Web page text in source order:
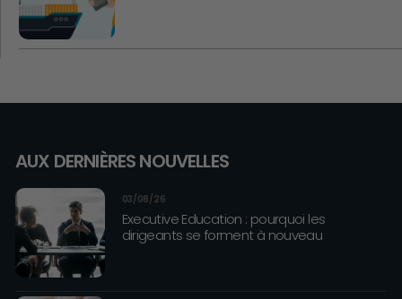
AUX DERNIÈRES NOUVELLES
03/08/26
Executive Education : pourquoi les
dirigeants se forment à nouveau